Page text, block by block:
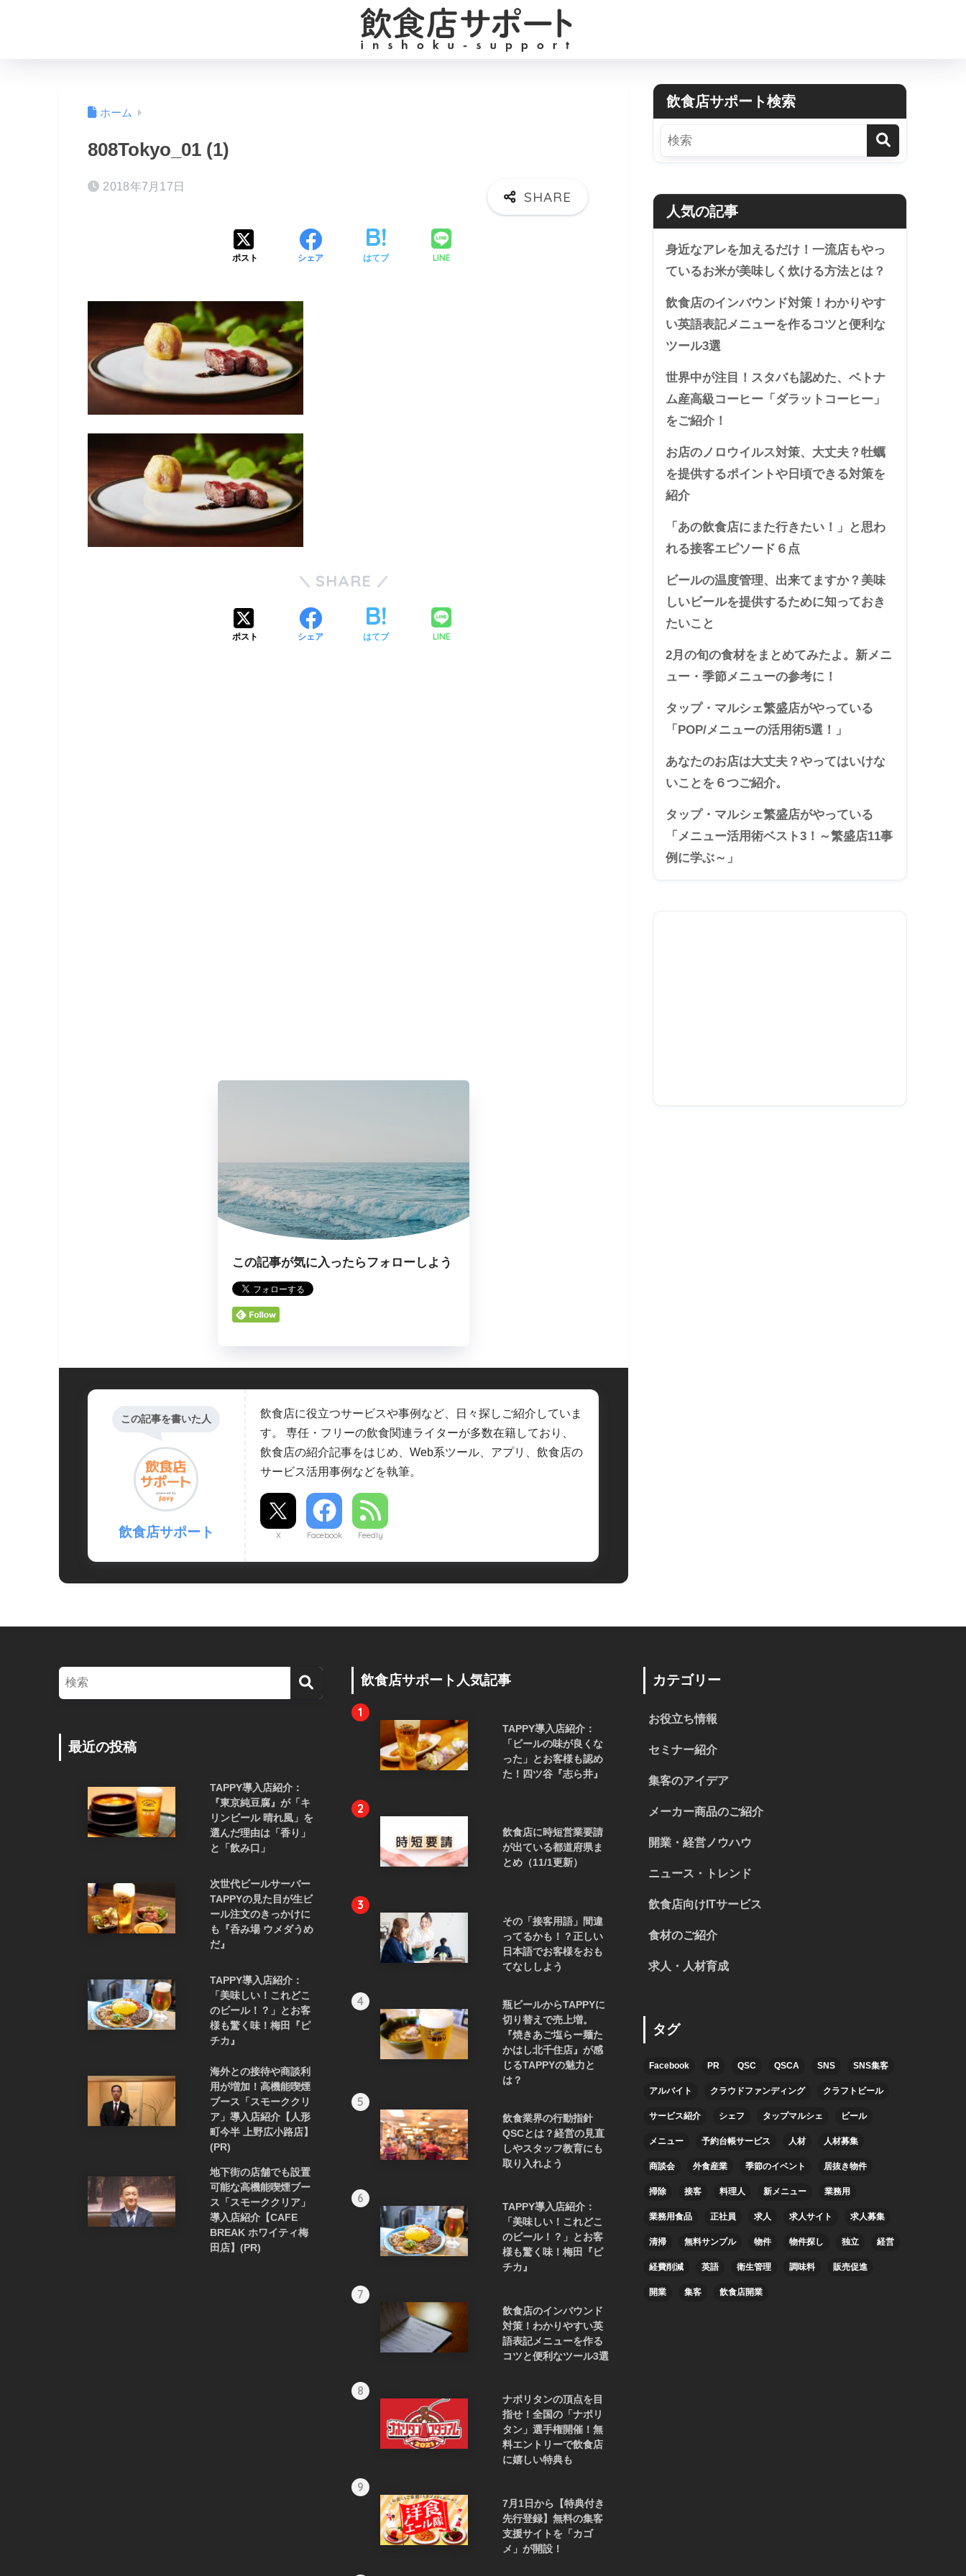
ホーム
808Tokyo_01 (1)
2018年7月17日
ポスト シェア はてブ LINE
SHARE
ポスト シェア はてブ LINE
この記事が気に入ったらフォローしよう
この記事を書いた人
飲食店サポート
飲食店に役立つサービスや事例など、日々探しご紹介していま
す。 専任・フリーの飲食関連ライターが多数在籍しており、
飲食店の紹介記事をはじめ、Web系ツール、アプリ、飲食店の
サービス活用事例などを執筆。
X Facebook Feedly
飲食店サポート検索
人気の記事
身近なアレを加えるだけ！一流店もやっ
ているお米が美味しく炊ける方法とは？
飲食店のインバウンド対策！わかりやす
い英語表記メニューを作るコツと便利な
ツール3選
世界中が注目！スタバも認めた、ベトナ
ム産高級コーヒー「ダラットコーヒー」
をご紹介！
お店のノロウイルス対策、大丈夫？牡蠣
を提供するポイントや日頃できる対策を
紹介
「あの飲食店にまた行きたい！」と思わ
れる接客エピソード６点
ビールの温度管理、出来てますか？美味
しいビールを提供するために知っておき
たいこと
2月の旬の食材をまとめてみたよ。新メニ
ュー・季節メニューの参考に！
タップ・マルシェ繁盛店がやっている
「POP/メニューの活用術5選！」
あなたのお店は大丈夫？やってはいけな
いことを６つご紹介。
タップ・マルシェ繁盛店がやっている
「メニュー活用術ベスト3！～繁盛店11事
例に学ぶ～」
最近の投稿
TAPPY導入店紹介：
『東京純豆腐』が「キ
リンビール 晴れ風」を
選んだ理由は「香り」
と「飲み口」
次世代ビールサーバー
TAPPYの見た目が生ビ
ール注文のきっかけに
も『呑み場 ウメダうめ
だ』
TAPPY導入店紹介：
「美味しい！これどこ
のビール！？」とお客
様も驚く味！梅田『ピ
チカ』
海外との接待や商談利
用が増加！高機能喫煙
ブース「スモーククリ
ア」導入店紹介【人形
町今半 上野広小路店】
(PR)
地下街の店舗でも設置
可能な高機能喫煙ブー
ス「スモーククリア」
導入店紹介【CAFE
BREAK ホワイティ梅
田店】(PR)
飲食店サポート人気記事
1
TAPPY導入店紹介：
「ビールの味が良くな
った」とお客様も認め
た！四ツ谷『志ら井』
2
飲食店に時短営業要請
が出ている都道府県ま
とめ（11/1更新）
3
その「接客用語」間違
ってるかも！？正しい
日本語でお客様をおも
てなししよう
4
瓶ビールからTAPPYに
切り替えで売上増。
『焼きあご塩らー麺た
かはし北千住店』が感
じるTAPPYの魅力と
は？
5
飲食業界の行動指針
QSCとは？経営の見直
しやスタッフ教育にも
取り入れよう
6
TAPPY導入店紹介：
「美味しい！これどこ
のビール！？」とお客
様も驚く味！梅田『ピ
チカ』
7
飲食店のインバウンド
対策！わかりやすい英
語表記メニューを作る
コツと便利なツール3選
8
ナポリタンの頂点を目
指せ！全国の「ナポリ
タン」選手権開催！無
料エントリーで飲食店
に嬉しい特典も
9
7月1日から【特典付き
先行登録】無料の集客
支援サイトを「カゴ
メ」が開設！
カテゴリー
お役立ち情報
セミナー紹介
集客のアイデア
メーカー商品のご紹介
開業・経営ノウハウ
ニュース・トレンド
飲食店向けITサービス
食材のご紹介
求人・人材育成
タグ
Facebook PR QSC QSCA SNS SNS集客
アルバイト クラウドファンディング クラフトビール
サービス紹介 シェフ タップマルシェ ビール
メニュー 予約台帳サービス 人材 人材募集
商談会 外食産業 季節のイベント 居抜き物件
掃除 接客 料理人 新メニュー 業務用
業務用食品 正社員 求人 求人サイト 求人募集
清掃 無料サンプル 物件 物件探し 独立 経営
経費削減 英語 衛生管理 調味料 販売促進
開業 集客 飲食店開業